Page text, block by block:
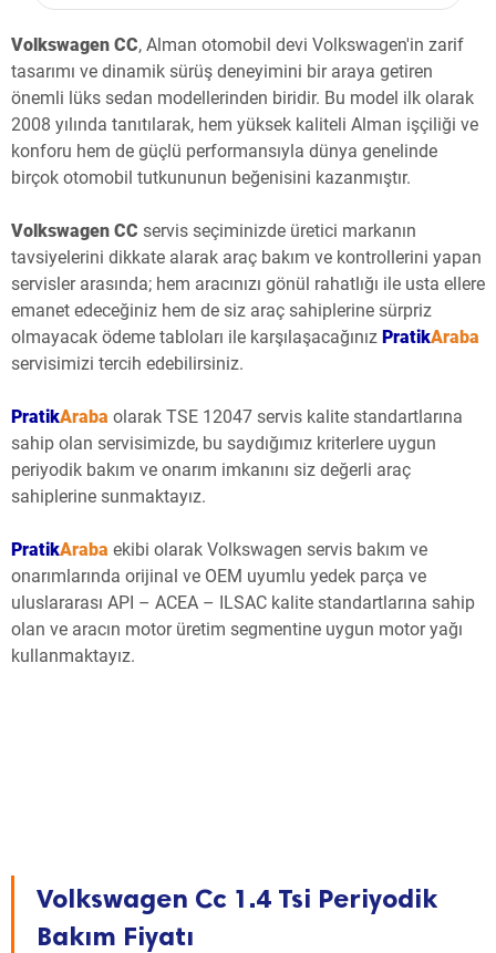
Volkswagen CC, Alman otomobil devi Volkswagen'in zarif
tasarımı ve dinamik sürüş deneyimini bir araya getiren
önemli lüks sedan modellerinden biridir. Bu model ilk olarak
2008 yılında tanıtılarak, hem yüksek kaliteli Alman işçiliği ve
konforu hem de güçlü performansıyla dünya genelinde
birçok otomobil tutkununun beğenisini kazanmıştır.
Volkswagen CC servis seçiminizde üretici markanın
tavsiyelerini dikkate alarak araç bakım ve kontrollerini yapan
servisler arasında; hem aracınızı gönül rahatlığı ile usta ellere
emanet edeceğiniz hem de siz araç sahiplerine sürpriz
olmayacak ödeme tabloları ile karşılaşacağınız PratikAraba
servisimizi tercih edebilirsiniz.
PratikAraba olarak TSE 12047 servis kalite standartlarına
sahip olan servisimizde, bu saydığımız kriterlere uygun
periyodik bakım ve onarım imkanını siz değerli araç
sahiplerine sunmaktayız.
PratikAraba ekibi olarak Volkswagen servis bakım ve
onarımlarında orijinal ve OEM uyumlu yedek parça ve
uluslararası API – ACEA – ILSAC kalite standartlarına sahip
olan ve aracın motor üretim segmentine uygun motor yağı
kullanmaktayız.
Volkswagen Cc 1.4 Tsi Periyodik
Bakım Fiyatı